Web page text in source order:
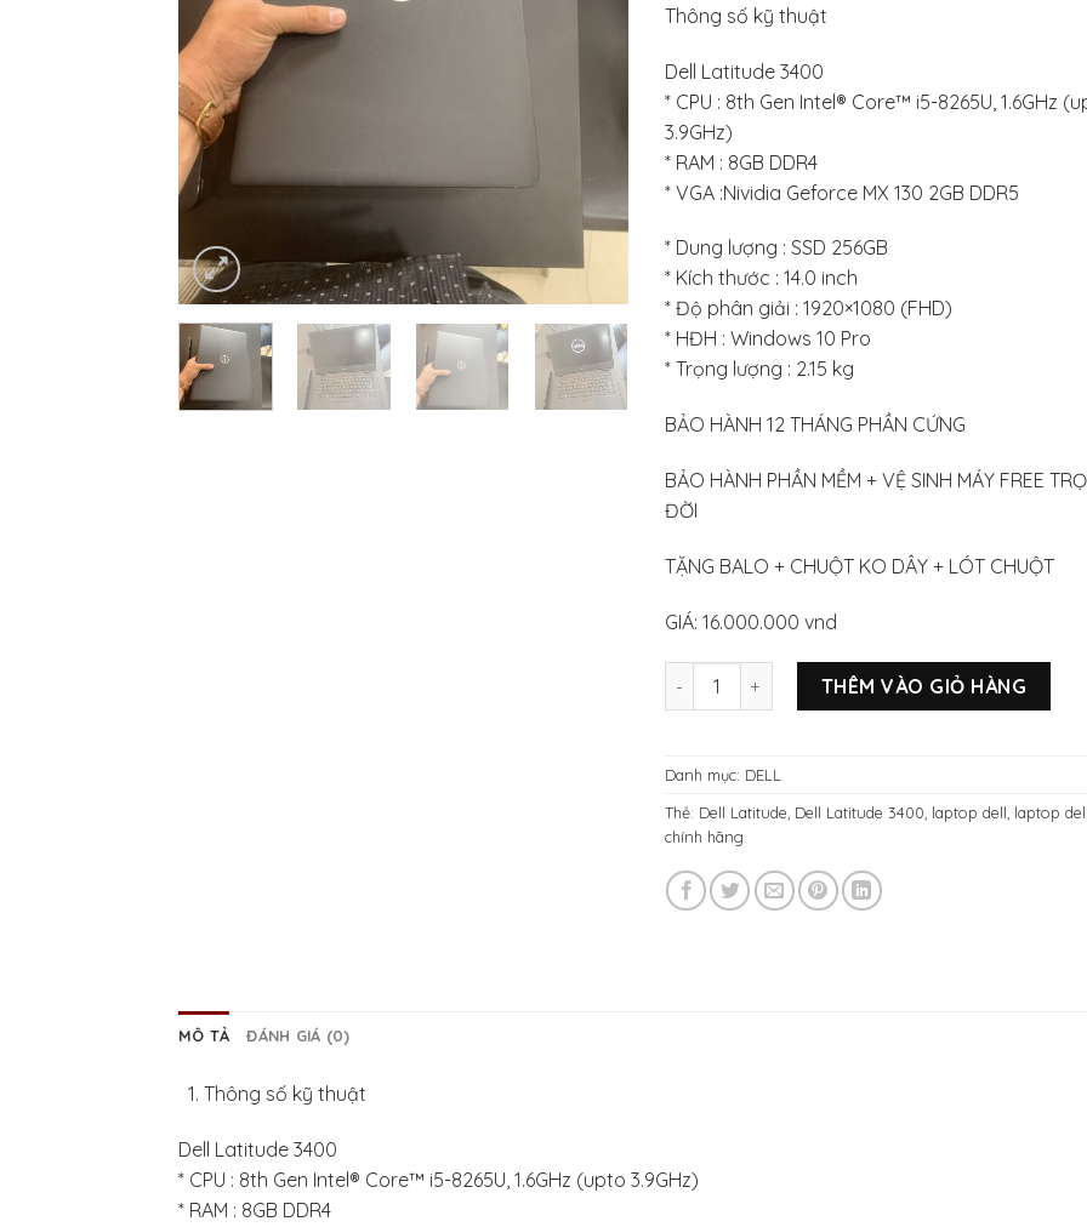
là:
Thông số kỹ thuật
Dell Latitude 3400
* CPU : 8th Gen Intel® Core™ i5-8265U, 1.6GHz
3.9GHz)
* RAM : 8GB DDR4
* VGA :Nividia Geforce MX 130 2GB DDR5
* Dung lượng : SSD 256GB
* Kích thước : 14.0 inch
* Độ phân giải : 1920×1080 (FHD)
* HĐH : Windows 10 Pro
* Trọng lượng : 2.15 kg
BẢO HÀNH 12 THÁNG PHẦN CỨNG
BẢO HÀNH PHẦN MỀM + VỆ SINH MÁY FREE
ĐỜI
TẶNG BALO + CHUỘT KO DÂY + LÓT CHUỘT
GIÁ: 16.000.000 vnd
Dell Latitude 3400 i7-8565u/Ram 8gb/ssd
THÊM VÀO GIỎ HÀNG
Danh mục: DELL
Thẻ: Dell Latitude, Dell Latitude 3400, laptop dell, laptop
chính hãng
MÔ TẢ ĐÁNH GIÁ (0)
Thông số kỹ thuật
Dell Latitude 3400
* CPU : 8th Gen Intel® Core™ i5-8265U, 1.6GHz (upto 3.9GHz)
* RAM : 8GB DDR4